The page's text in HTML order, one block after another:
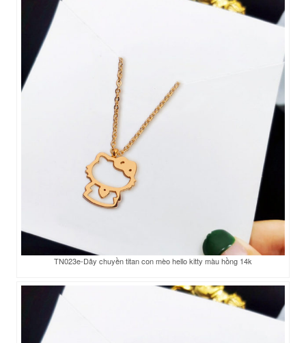
TN023e-Dây chuyền titan con mèo hello kitty màu hồng 14k